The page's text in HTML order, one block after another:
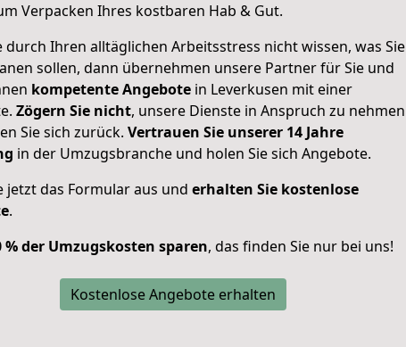
Verpacken Ihres kostbaren Hab & Gut.
durch Ihren alltäglichen Arbeitsstress nicht wissen, was Sie
sollen, dann übernehmen unsere Partner für Sie und
kompetente Angebote in Leverkusen mit einer
Zögern Sie nicht, unsere Dienste in Anspruch zu nehmen
Sie sich zurück. Vertrauen Sie unserer 14 Jahre
in der Umzugsbranche und holen Sie sich Angebote.
jetzt das Formular aus und erhalten Sie kostenlose
.
% der Umzugskosten sparen, das finden Sie nur bei uns!
Kostenlose Angebote erhalten